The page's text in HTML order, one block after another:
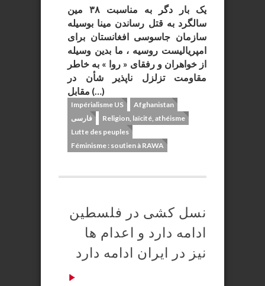
یک بار دگر به مناسبت ۳۸ مین
سالگرد به قتل رساندن مینا بوسیله
سازمان جاسوسی افغانستان برای
امپریالیست روسیه ، ما بدین وسیله
از خواهران و رفقای « روا » به خاطر
مقاومت تزلزل ناپذیر شأن در
مقابل (…)
Impérialisme US
Afghanistan
فارسی
Religion, laïcité, athéisme
Lutte des peuples
Féminisme : soutien à RAWA
نسل کشی در فلسطین
ادامه دارد و اعدام ها
نیز در ایران ادامه دارد